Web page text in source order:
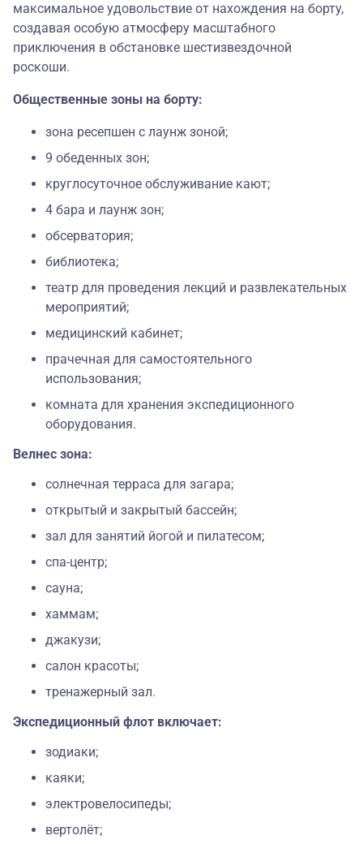
максимальное удовольствие от нахождения на борту,
создавая особую атмосферу масштабного
приключения в обстановке шестизвездочной
роскоши.
Общественные зоны на борту:
зона ресепшен с лаунж зоной;
9 обеденных зон;
круглосуточное обслуживание кают;
4 бара и лаунж зон;
обсерватория;
библиотека;
театр для проведения лекций и развлекательных
мероприятий;
медицинский кабинет;
прачечная для самостоятельного
использования;
комната для хранения экспедиционного
оборудования.
Велнес зона:
солнечная терраса для загара;
открытый и закрытый бассейн;
зал для занятий йогой и пилатесом;
спа-центр;
сауна;
хаммам;
джакузи;
салон красоты;
тренажерный зал.
Экспедиционный флот включает:
зодиаки;
каяки;
электровелосипеды;
вертолёт;